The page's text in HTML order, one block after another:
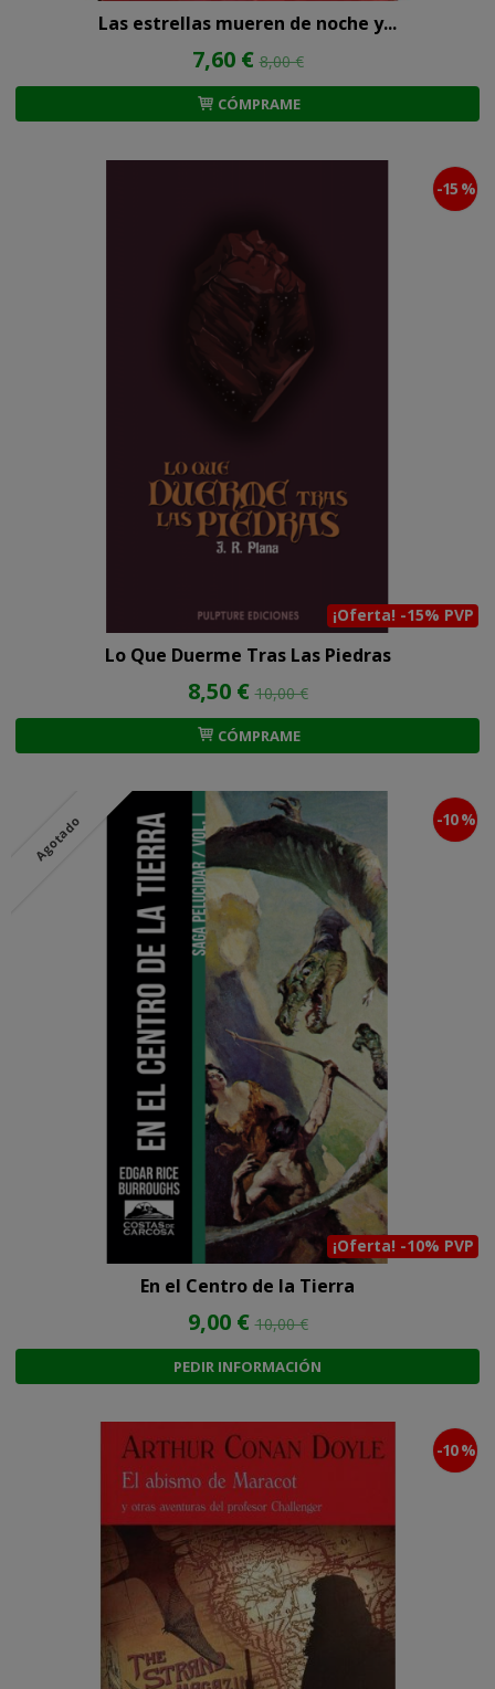
Las estrellas mueren de noche y...
7,60 €8,00 €
CÓMPRAME
¡Oferta! -15% PVP
-15 %
Lo Que Duerme Tras Las Piedras
8,50 €10,00 €
CÓMPRAME
Agotado
¡Oferta! -10% PVP
-10 %
En el Centro de la Tierra
9,00 €10,00 €
PEDIR INFORMACIÓN
-10 %